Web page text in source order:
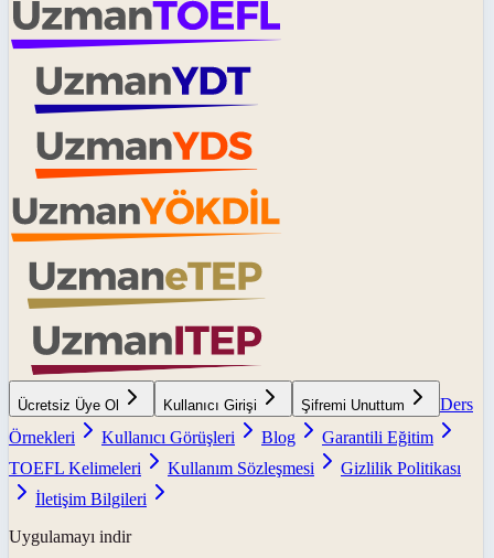
Ücretsiz Üye Ol Kullanıcı Girişi Şifremi Unuttum
Ders
Örnekleri
Kullanıcı Görüşleri Blog
Garantili Eğitim
TOEFL Kelimeleri
Kullanım Sözleşmesi
Gizlilik Politikası
İletişim Bilgileri
Uygulamayı indir